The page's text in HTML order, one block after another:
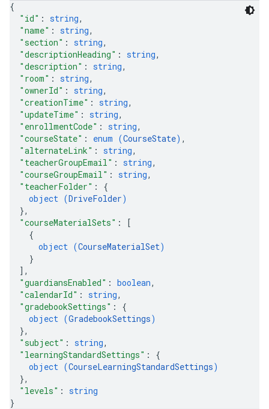
{
"id" : string,
"name" : string,
"section" : string,
"descriptionHeading" : string,
"description" : string,
"room" : string,
"ownerId" : string,
"creationTime" : string,
"updateTime" : string,
"enrollmentCode" : string,
"courseState" : enum (CourseState) ,
"alternateLink" : string,
"teacherGroupEmail" : string,
"courseGroupEmail" : string,
"teacherFolder" : {
object (DriveFolder)
},
"courseMaterialSets" :
[
{
object (CourseMaterialSet)
}
] ,
"guardiansEnabled" : boolean,
"calendarId" : string,
"gradebookSettings" : {
object (GradebookSettings)
},
"subject" : string,
"learningStandardSettings" : {
object (CourseLearningStandardSettings)
},
"levels" : string
}